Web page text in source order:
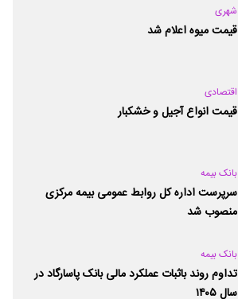
شهری
قیمت میوه اعلام شد
اقتصادی
قیمت انواع آجیل و خشکبار
بانک بیمه
سرپرست اداره کل روابط عمومی بیمه مرکزی
منصوب شد
بانک بیمه
تداوم روند باثبات عملکرد مالی بانک پاسارگاد در
سال ۱۴۰۵